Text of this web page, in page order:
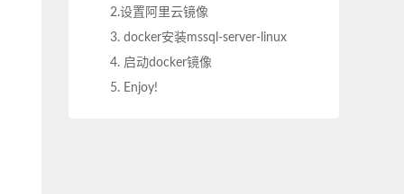
2.设置阿里云镜像
3. docker安装mssql-server-linux
4. 启动docker镜像
5. Enjoy!